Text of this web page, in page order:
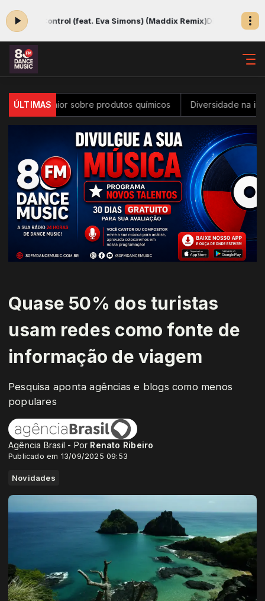
Control (feat. Eva Simons) (Maddix Remix)Discoteca para dançar
ÚLTIMAS
maior sobre produtos químicos Diversidade na inovação é
Quase 50% dos turistas
usam redes como fonte de
informação de viagem
Pesquisa aponta agências e blogs como menos
populares
Agência Brasil - Por Renato Ribeiro
Publicado em 13/09/2025 09:53
Novidades